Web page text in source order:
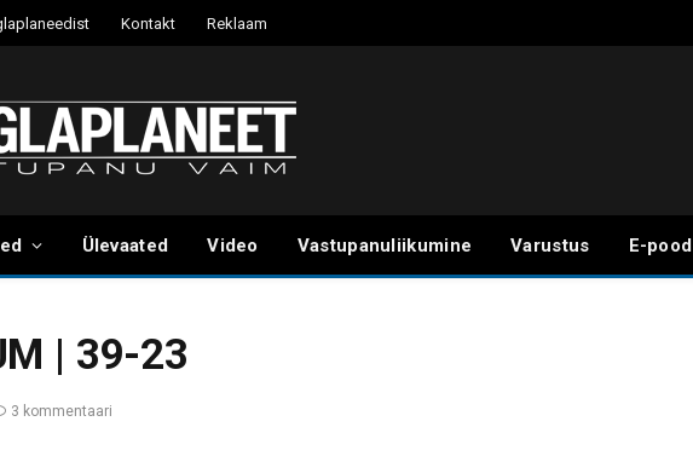
Kontakt Reklaam
Ülevaated Video Vastupanuliikumine Varustus E-pood
| 39-23
3 kommentaari